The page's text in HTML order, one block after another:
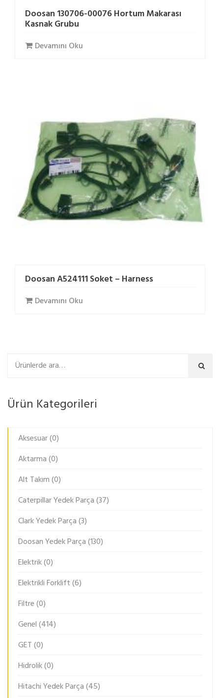
Doosan 130706-00076 Hortum Makarası
Kasnak Grubu
Devamını Oku
Doosan A524111 Soket – Harness
Devamını Oku
Ara
Ürün Kategorileri
Aksesuar(0)
Aktarma(0)
Alt Takım(0)
Caterpillar Yedek Parça(37)
Clark Yedek Parça(3)
Doosan Yedek Parça(130)
Elektrik(0)
Elektrikli Forklift(6)
Filtre(0)
Genel(414)
GET(0)
Hidrolik(0)
Hitachi Yedek Parça(45)